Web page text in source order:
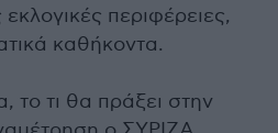
περιφέρειες,
καθήκοντα.
το τι θα πράξει στην